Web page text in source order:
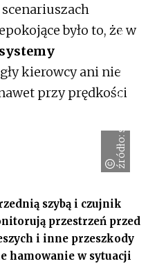
było to, że w
systemy
kierowcy ani nie
przy prędkości
źródło: stock.adobe.com/chesky
szybą i czujnik
przestrzeń przed
i inne przeszkody
hamowanie w sytuacji